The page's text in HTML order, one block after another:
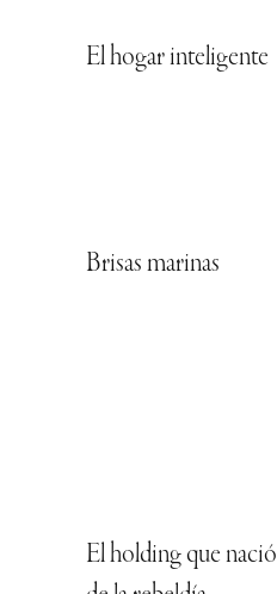
El hogar inteligente
Brisas marinas
El holding que nació